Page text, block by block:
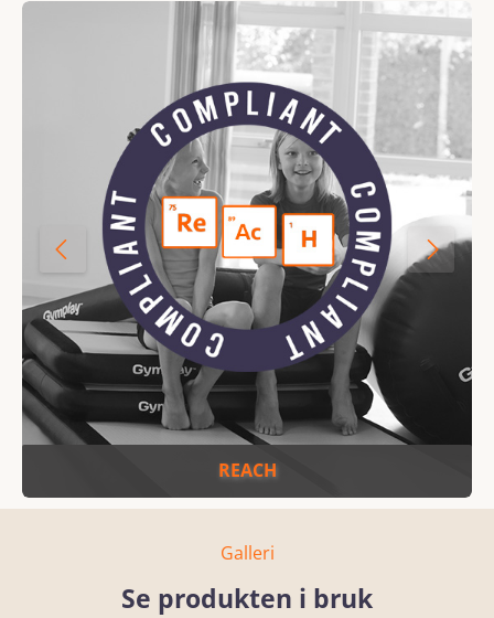
Skip image gallery
REACH
REACH
Galleri
Se produkten i bruk